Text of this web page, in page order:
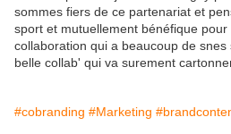
sommes fiers de ce partenariat et
sport et mutuellement bénéfique
collaboration qui a beaucoup de
belle collab' qui va surement
#cobranding #Marketing